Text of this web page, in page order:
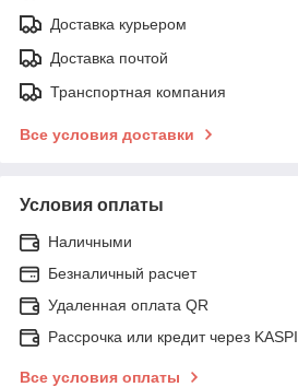
Доставка курьером
Доставка почтой
Транспортная компания
Все условия доставки
Условия оплаты
Наличными
Безналичный расчет
Удаленная оплата QR
Рассрочка или кредит через KASPI
Все условия оплаты